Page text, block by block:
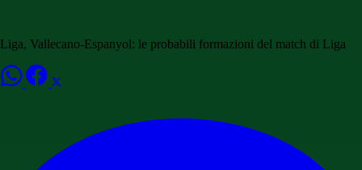
Liga, Vallecano-Espanyol: le probabili formazioni del match di Liga